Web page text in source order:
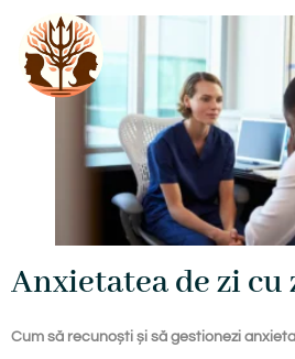
Anxietatea de zi cu
Cum să recunoști și să gestionezi